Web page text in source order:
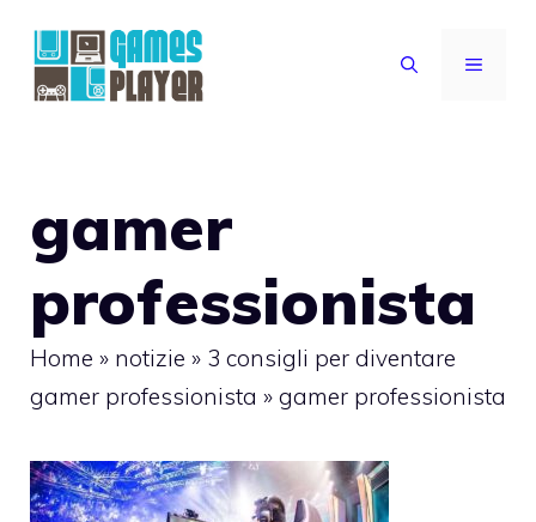
contenuto
MENU
gamer
professionista
Home » notizie » 3 consigli per diventare
gamer professionista » gamer professionista